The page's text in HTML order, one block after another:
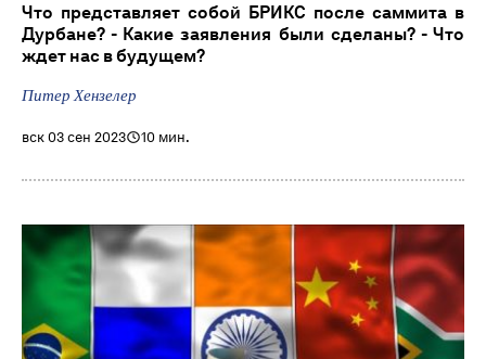
Что представляет собой БРИКС после саммита в
Дурбане? - Какие заявления были сделаны? - Что
ждет нас в будущем?
Питер Хензелер
вск 03 сен 2023 10 мин.